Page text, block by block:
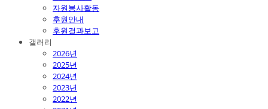
자원봉사활동
후원안내
후원결과보고
갤러리
2026년
2025년
2024년
2023년
2022년